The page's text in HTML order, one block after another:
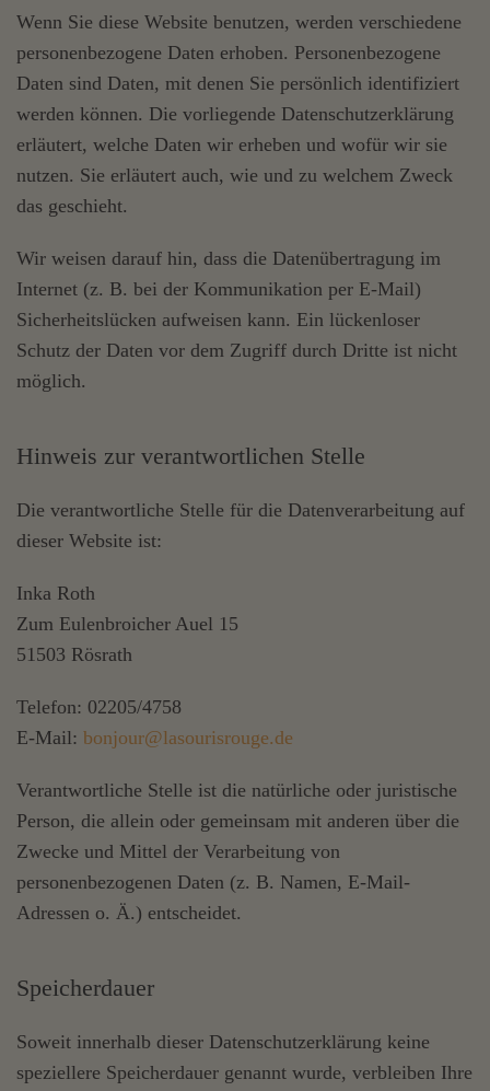
Wenn Sie diese Website benutzen, werden verschiedene
personenbezogene Daten erhoben. Personenbezogene
Daten sind Daten, mit denen Sie persönlich identifiziert
werden können. Die vorliegende Datenschutzerklärung
erläutert, welche Daten wir erheben und wofür wir sie
nutzen. Sie erläutert auch, wie und zu welchem Zweck
das geschieht.
Wir weisen darauf hin, dass die Datenübertragung im
Internet (z. B. bei der Kommunikation per E-Mail)
Sicherheitslücken aufweisen kann. Ein lückenloser
Schutz der Daten vor dem Zugriff durch Dritte ist nicht
möglich.
Hinweis zur verantwortlichen Stelle
Die verantwortliche Stelle für die Datenverarbeitung auf
dieser Website ist:
Inka Roth
Zum Eulenbroicher Auel 15
51503 Rösrath
Telefon: 02205/4758
E-Mail: bonjour@lasourisrouge.de
Verantwortliche Stelle ist die natürliche oder juristische
Person, die allein oder gemeinsam mit anderen über die
Zwecke und Mittel der Verarbeitung von
personenbezogenen Daten (z. B. Namen, E-Mail-
Adressen o. Ä.) entscheidet.
Speicherdauer
Soweit innerhalb dieser Datenschutzerklärung keine
speziellere Speicherdauer genannt wurde, verbleiben Ihre